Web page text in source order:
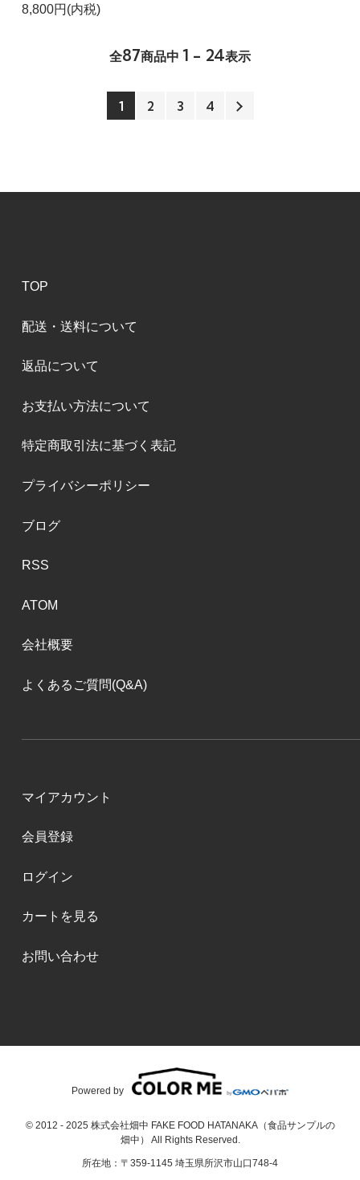
8,800円(内税)
全87商品中 1 - 24表示
1 2 3 4
TOP
配送・送料について
返品について
お支払い方法について
特定商取引法に基づく表記
プライバシーポリシー
ブログ
RSS
ATOM
会社概要
よくあるご質問(Q&A)
マイアカウント
会員登録
ログイン
カートを見る
お問い合わせ
© 2012 - 2025 株式会社畑中 FAKE FOOD HATANAKA（食品サンプルの
畑中） All Rights Reserved.
所在地：〒359-1145 埼玉県所沢市山口748-4
Powered by